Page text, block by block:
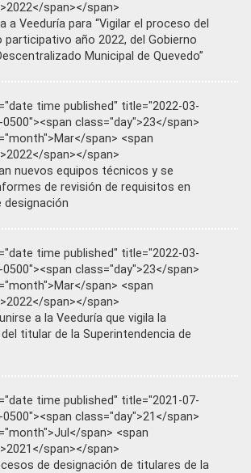
span></span>
a Veeduría para “Vigilar el proceso del
participativo año 2022, del Gobierno
Municipal de Quevedo”
time published" title="2022-03-
0500"><span class="day">23</span>
span> <span
span></span>
nuevos equipos técnicos y se
de revisión de requisitos en
designación
time published" title="2022-03-
0500"><span class="day">23</span>
span> <span
span></span>
a la Veeduría que vigila la
titular de la Superintendencia de
time published" title="2021-07-
0500"><span class="day">21</span>
span> <span
span></span>
de designación de titulares de la